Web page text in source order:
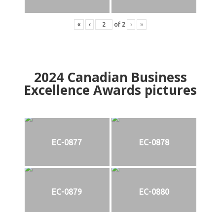
« ‹ of 2 › »
2024Canadian Business
Excellence Awards pictures
EC-0877 EC-0878
EC-0879 EC-0880